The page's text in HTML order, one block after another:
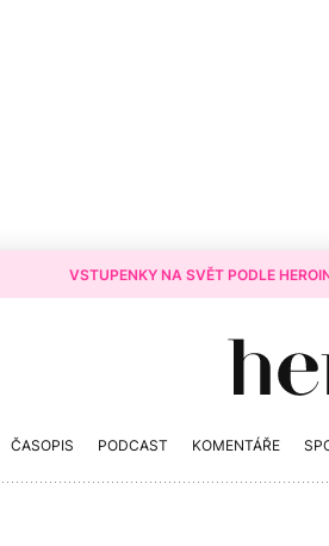
VSTUPENKY NA SVĚT PODLE
ČASOPIS PODCAST KOMENTÁŘE